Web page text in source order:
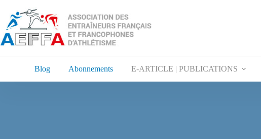
Blog Abonnements E-ARTICLE | PUBLICATIONS